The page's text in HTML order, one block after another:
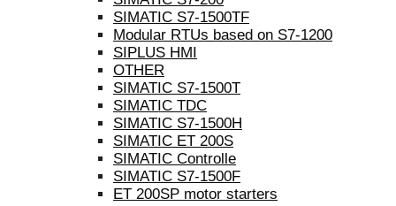
SIMATIC S7-1500TF
Modular RTUs based on S7-1200
SIPLUS HMI
OTHER
SIMATIC S7-1500T
SIMATIC TDC
SIMATIC S7-1500H
SIMATIC ET 200S
SIMATIC Controlle
SIMATIC S7-1500F
ET 200SP motor starters